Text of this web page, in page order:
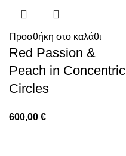
Προσθήκη στο καλάθι
Red Passion &
Peach in Concentric
Circles
600,00 €